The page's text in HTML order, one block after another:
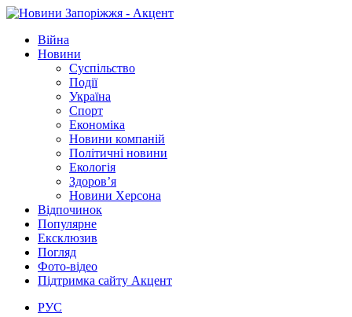
Війна
Новини
Суспільство
Події
Україна
Спорт
Економіка
Новини компаній
Політичні новини
Екологія
Здоров’я
Новини Херсона
Відпочинок
Популярне
Ексклюзив
Погляд
Фото-відео
Підтримка сайту Акцент
РУС